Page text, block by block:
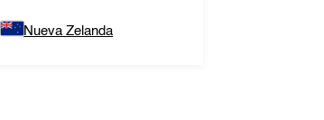
Nueva Zelanda